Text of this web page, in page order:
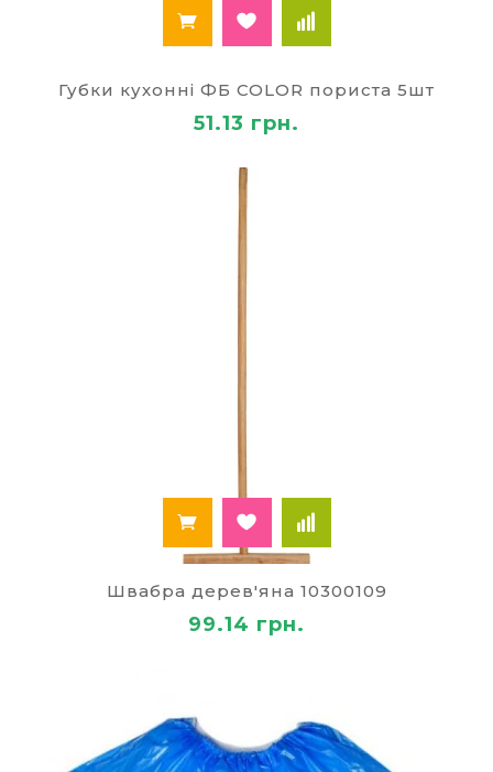
Офісна техніка та аксесуари
Господарські товари
Здійснюємо поставки для юридичних осіб на
бухгалтерської документації. Працюємо з
такі умови, які дозволяють оформляти
Губки кухонні ФБ COLOR пориста 5шт
51.13 грн.
Швабра дерев'яна 10300109
99.14 грн.